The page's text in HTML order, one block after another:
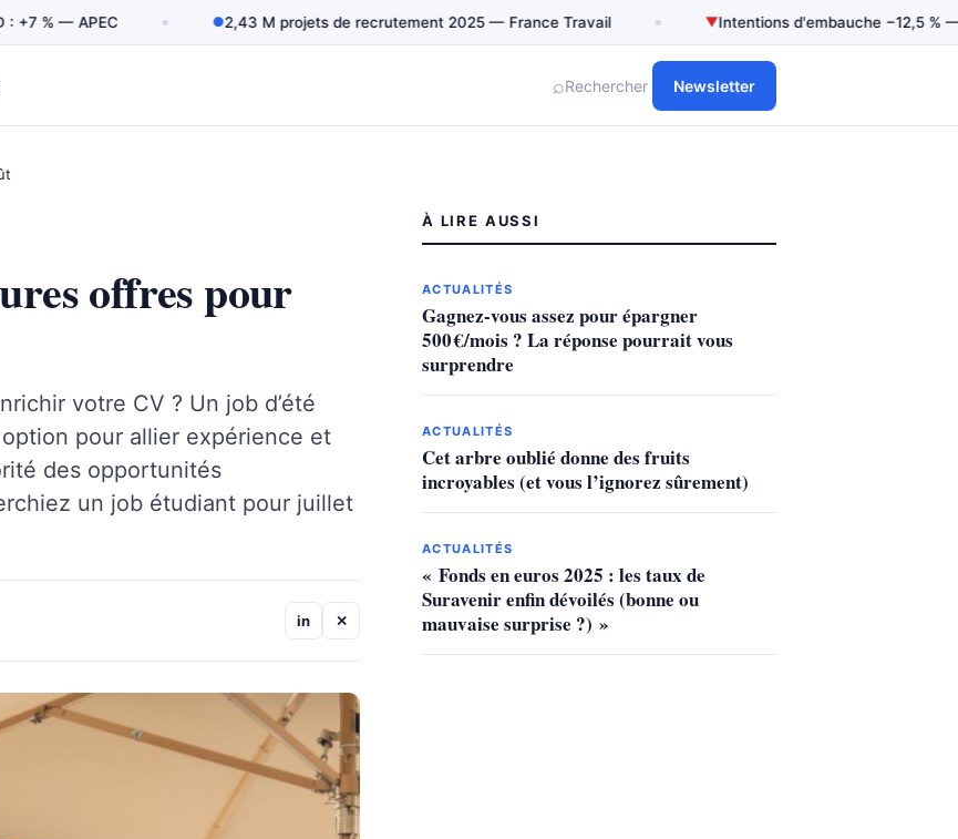
— APEC ●2,43 M projets de recrutement 2025 — France Travail ▼Intentions d'embauche −12,5 % —
⌕Rechercher Newsletter
offres pour
votre CV ? Un job d’été
pour allier expérience et
des opportunités
un job étudiant pour juillet
in ✕
À LIRE AUSSI
ACTUALITÉS
Gagnez-vous assez pour épargner
500 €/mois ? La réponse pourrait vous
surprendre
ACTUALITÉS
Cet arbre oublié donne des fruits
incroyables (et vous l’ignorez sûrement)
ACTUALITÉS
« Fonds en euros 2025 : les taux de
Suravenir enfin dévoilés (bonne ou
mauvaise surprise ?) »